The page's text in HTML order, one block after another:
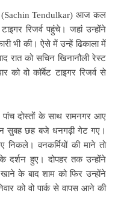
(Sachin Tendulkar) आज कल
रिजर्व पहुंचे। जहां उन्होंने
भी की। ऐसे में उन्हें ढिकाला में
रात को सचिन खिनानौली रेस्ट
वो कॉर्बेट टाइगर रिजर्व से
दोस्तों के साथ रामनगर आए
सुबह छह बजे धनगढ़ी गेट गए।
निकले। वनकर्मियों की माने तो
दर्शन हुए। दोपहर तक उन्होंने
के बाद शाम को फिर उन्होंने
को वो पार्क से वापस आने की